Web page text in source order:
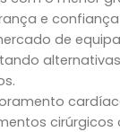
e
de
cirúrgicos